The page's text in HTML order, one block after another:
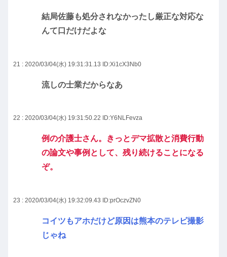
結局佐藤も処分されなかったし厳正な対応な
んて口だけだよな
21 : 2020/03/04(水) 19:31:31.13 ID:Xi1cX3Nb0
流しの士業だからなあ
22 : 2020/03/04(水) 19:31:50.22 ID:Y6NLFevza
例の介護士さん。きっとデマ拡散と消費行動
の論文や事例として、残り続けることになる
ぞ。
23 : 2020/03/04(水) 19:32:09.43 ID:prOczvZN0
コイツもアホだけど原因は熊本のテレビ撮影
じゃね